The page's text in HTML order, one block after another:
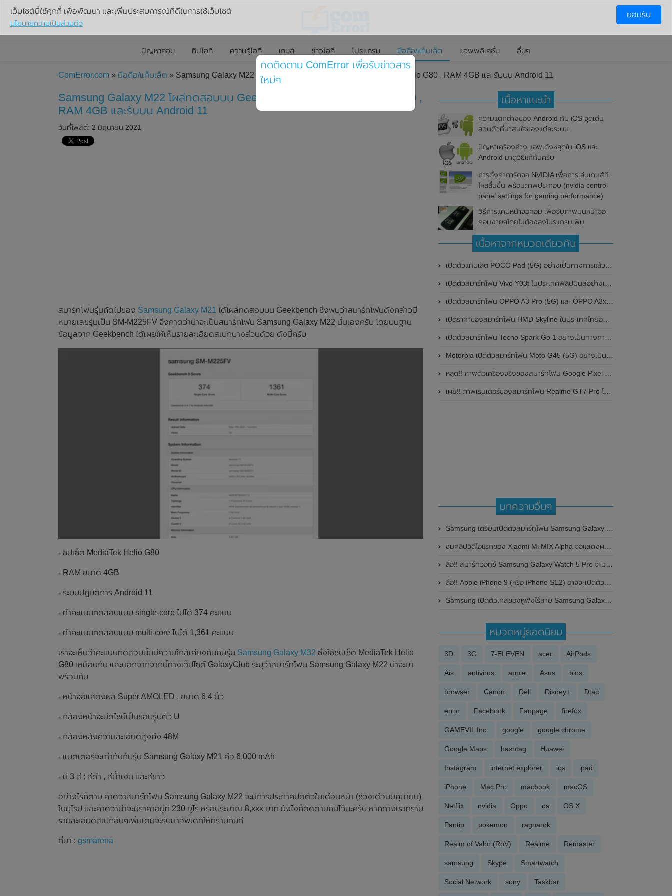
ปัญหาคอม ทิปไอที ความรู้ไอที เกมส์ ข่าวไอที โปรแกรม มือถือ/แท็บเล็ต แอพพลิเคชั่น อื่นๆ
ComError.com » มือถือ/แท็บเล็ต » Samsung Galaxy M22 โผล่ทดสอบบน Geekbench มาพร้อมชิปเซ็ต Helio G80 , RAM 4GB และรับบน Android 11
Samsung Galaxy M22 โผล่ทดสอบบน Geekbench มาพร้อมชิปเซ็ต Helio G80 ,
RAM 4GB และรับบน Android 11
วันที่โพสต์: 2 มิถุนายน 2021
สมาร์ทโฟนรุ่นถัดไปของ Samsung Galaxy M21 ได้โผล่ทดสอบบน Geekbench ซึ่งพบว่าสมาร์ทโฟนดังกล่าวมี
หมายเลขรุ่นเป็น SM-M225FV จึงคาดว่าน่าจะเป็นสมาร์ทโฟน Samsung Galaxy M22 นั่นเองครับ โดยบนฐาน
ข้อมูลจาก Geekbench ได้เผยให้เห็นรายละเอียดสเปกบางส่วนด้วย ดังนี้ครับ
- ชิปเซ็ต MediaTek Helio G80
- RAM ขนาด 4GB
- ระบบปฏิบัติการ Android 11
- ทำคะแนนทดสอบแบบ single-core ไปได้ 374 คะแนน
- ทำคะแนนทดสอบแบบ multi-core ไปได้ 1,361 คะแนน
เราจะเห็นว่าคะแนนทดสอบนั้นมีความใกล้เคียงกันกับรุ่น Samsung Galaxy M32 ซึ่งใช้ชิปเซ็ต MediaTek Helio
G80 เหมือนกัน และนอกจากจากนี้ทางเว็ปไซต์ GalaxyClub ระบุว่าสมาร์ทโฟน Samsung Galaxy M22 น่าจะมา
พร้อมกับ
- หน้าจอแสดงผล Super AMOLED , ขนาด 6.4 นิ้ว
- กล้องหน้าจะมีดีไซน์เป็นขอบรูปตัว U
- กล้องหลังความละเอียดสูงถึง 48M
- แบตเตอรี่จะเท่ากันกับรุ่น Samsung Galaxy M21 คือ 6,000 mAh
- มี 3 สี : สีดำ , สีน้ำเงิน และสีขาว
อย่างไรก็ตาม คาดว่าสมาร์ทโฟน Samsung Galaxy M22 จะมีการประกาศปิดตัวในเดือนหน้า (ช่วงเดือนมิถุนายน)
ในยุโรป และคาดว่าน่าจะมีราคาอยู่ที่ 230 ยูโร หรือประมาณ 8,xxx บาท ยังไงก็ติดตามกันไว้นะครับ หากทางเราทราบ
รายละเอียดสเปกอื่นๆเพิ่มเติมจะรีบมาอัพเดทให้ทราบทันที
ที่มา : gsmarena
เนื้อหาแนะนำ
ความแตกต่างของ Android กับ iOS จุดเด่น
ส่วนตัวที่น่าสนใจของแต่ละระบบ
ปัญหาเครื่องค้าง แอพเด้งหลุดใน iOS และ
Android มาดูวิธีแก้กันครับ
การตั้งค่าการ์ดจอ NVIDIA เพื่อการเล่นเกมส์ที่
ไหลลื่นขึ้น พร้อมภาพประกอบ (nvidia control
panel settings for gaming performance)
วิธีการแคปหน้าจอคอม เพื่อจับภาพบนหน้าจอ
คอมง่ายๆโดยไม่ต้องลงโปรแกรมเพิ่ม
เนื้อหาจากหมวดเดียวกัน
เปิดตัวแท็บเล็ต POCO Pad (5G) อย่างเป็นทางการแล้วในประเทศอินเดีย มาพร้อมชิปเซ็ต Snapdragon 7s Gen 2 ของ Qualcomm และรองรับเครือข่าย 5G
เปิดตัวสมาร์ทโฟน Vivo Y03t ในประเทศฟิลิปปินส์อย่างเป็นทางการแล้ว มาพร้อมชิปเซ็ต Unisoc T612 , กล้องหลัง ความละเอียด 13MP , แบตเตอรี่ 5,000mAh และหน้าจอแสดงผล LCD / 90Hz
เปิดตัวสมาร์ทโฟน OPPO A3 Pro (5G) และ OPPO A3x ในประเทศไทยอย่างเป็นทางการแล้ว ในราคาเริ่มต้นเพียง 3,999 บาท
เปิดราคาของสมาร์ทโฟน HMD Skyline ในประเทศไทยอย่างเป็นทางการแล้ว ราคา 14,990 บาท
เปิดตัวสมาร์ทโฟน Tecno Spark Go 1 อย่างเป็นทางการแล้ว มาพร้อมหน้าจอแสดงผล LCD / 120Hz , แบตเตอรี่ 5,000mAh และใช้ชิปเซ็ต Unisoc
Motorola เปิดตัวสมาร์ทโฟน Moto G45 (5G) อย่างเป็นทางการแล้วในอินเดีย
หลุด!! ภาพตัวเครื่องจริงของสมาร์ทโฟน Google Pixel 9a โชว์ดีไซน์ใหม่ กล้องหลังแบนราบ ไม่มีกรอบของกล้องแล้ว
เผย!! ภาพเรนเดอร์ของสมาร์ทโฟน Realme GT7 Pro โชว์ให้เห็นดีไซน์ใหม่ พร้อมเผยรายละเอียดสเปกที่สำคัญบางส่วน
บทความอื่นๆ
Samsung เตรียมเปิดตัวสมาร์ทโฟน Samsung Galaxy S22 Series รุ่นใหม่ ในวันที่ 8 กุมภาพันธ์ 2022 นี้
ชมคลิปวิดีโอแรกของ Xiaomi Mi MIX Alpha จอแสดงผลรอบตัวเครื่องเกือบ 360 องศา
ลือ!! สมาร์ทวอทช์ Samsung Galaxy Watch 5 Pro จะมาพร้อมแบตเตอรี่ขนาดใหญ่ขึ้น
ลือ!! Apple iPhone 9 (หรือ iPhone SE2) อาจจะเปิดตัวอย่างเป็นทางการในวันที่ 15 เมษายน
Samsung เปิดตัวเคสของหูฟังไร้สาย Samsung Galaxy Buds FE รุ่นพิเศษ Toy Story ในเกาหลีใต้
หมวดหมู่ยอดนิยม
3D 3G 7-ELEVEN acer AirPods
Ais antivirus apple Asus bios
browser Canon Dell Disney+ Dtac
error Facebook Fanpage firefox
GAMEVIL Inc. google google chrome
Google Maps hashtag Huawei
Instagram internet explorer ios ipad
iPhone Mac Pro macbook macOS
Netflix nvidia Oppo os OS X
Pantip pokemon ragnarok
Realm of Valor (RoV) Realme Remaster
samsung Skype Smartwatch
Social Network sony Taskbar
เว็บไซต์นี้ใช้คุกกี้ เพื่อพัฒนา และเพิ่มประสบการณ์ที่ดีในการใช้เว็บไซต์
นโยบายความเป็นส่วนตัว
ยอมรับ
กดติดตาม ComError เพื่อรับข่าวสาร
ใหม่ๆ